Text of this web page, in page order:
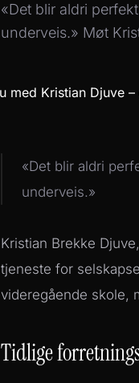
«Det blir aldri
underveis.» Møt
«Det blir aldri
underveis.»
Kristian Brekke
tjeneste for
videregående skole,
Tidlige